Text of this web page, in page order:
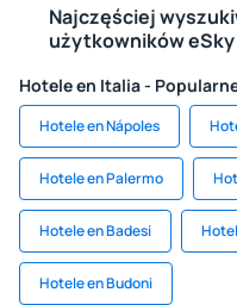
Najczęściej
użytkowników eSky
Hotele en Italia -
Hotele en Nápoles
Hotele en Palermo
Hotele en Badesi
Hotele en Budoni